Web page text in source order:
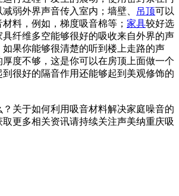
弱外界声音传入室内；墙壁、
吊顶可以
料，例如，梯度吸音棉等； 家具较好选
具纤维多空能够很好的吸收来自外界的声
果你能够很清楚的听到楼上走路的声
度不够，这是你可以在房顶上面做一个
很好的隔音作用还能够起到美观修饰的
关于如何利用吸音材料解决家庭噪音的
更多相关资讯请持续关注声美纳重庆吸